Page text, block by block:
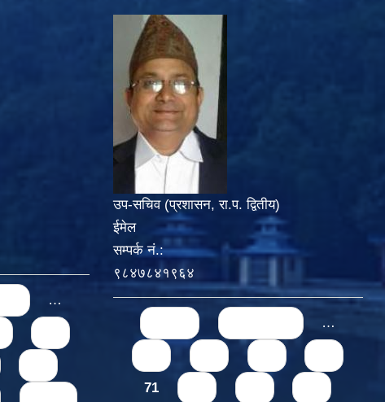
…
उप-सचिव (प्रशासन, रा.प. द्वितीय)
ईमेल
सम्पर्क नं.:
९८४७८४१९६४
Pages …
71